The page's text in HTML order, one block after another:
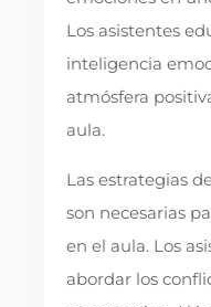
Los asistentes
inteligencia
atmósfera
aula.
Las estrategias
son necesarias
en el aula. Los
abordar los